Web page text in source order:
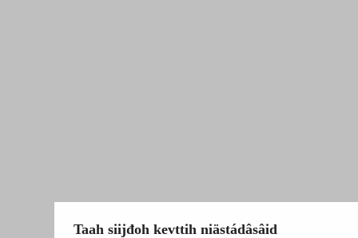
Taah siijđoh kevttih niästádâsâid